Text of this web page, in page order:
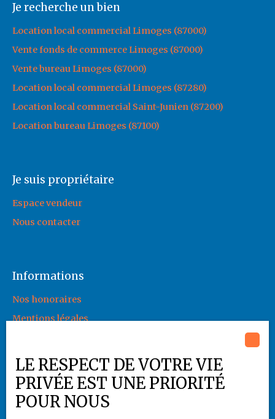
Je recherche un bien
Location local commercial Limoges (87000)
Vente fonds de commerce Limoges (87000)
Vente bureau Limoges (87000)
Location local commercial Limoges (87280)
Location local commercial Saint-Junien (87200)
Location bureau Limoges (87100)
Je suis propriétaire
Espace vendeur
Nous contacter
Informations
Nos honoraires
Mentions légales
Plan du site
Gérer les cookies
Propulsé par
LE RESPECT DE VOTRE VIE
PRIVÉE EST UNE PRIORITÉ
POUR NOUS